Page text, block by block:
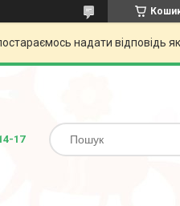
надати відповідь
17